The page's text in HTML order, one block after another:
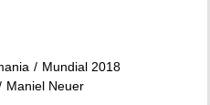
Mundial 2018
Maniel Neuer